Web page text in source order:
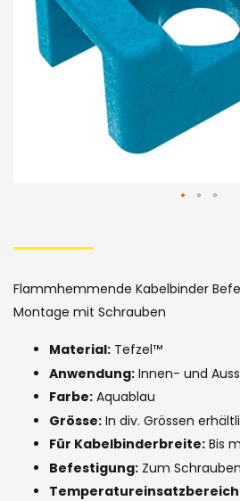
to
the
beginning
of
the
images
gallery
Flammhemmende Kabelbinder
Montage mit Schrauben
Material: Tefzel™
Anwendung: Innen- und
Farbe: Aquablau
Grösse: In div. Grössen
Für Kabelbinderbreite: Bis
Befestigung: Zum Schrauben